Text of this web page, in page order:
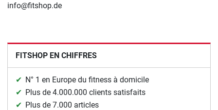
info@fitshop.de
FITSHOP EN CHIFFRES
N° 1 en Europe du fitness à domicile
Plus de 4.000.000 clients satisfaits
Plus de 7.000 articles